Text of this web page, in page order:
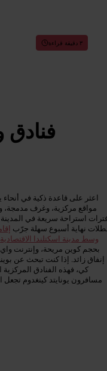
٣ دقيقة قراءة
اعثر على قاعدة ذكية في أنحاء
مواقع مركزية، وغرف مدمجة،
استراحة سريعة في
نهاية أسبوع سهلة جرّب
وسط مدينة اسكتلندا الاقتصادية
بحجم كوين مريحة، وإنترنت
إنفاق زائد. إذا كنت تبحث عن
كي، فهذه الفنادق المركزية
مسافرون يونايتد كينغدوم تجعل